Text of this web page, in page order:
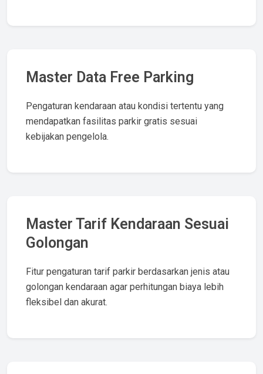
Master Data Free Parking
Pengaturan kendaraan atau kondisi tertentu yang
mendapatkan fasilitas parkir gratis sesuai
kebijakan pengelola.
Master Tarif Kendaraan Sesuai
Golongan
Fitur pengaturan tarif parkir berdasarkan jenis atau
golongan kendaraan agar perhitungan biaya lebih
fleksibel dan akurat.